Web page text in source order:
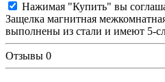
Нажимая "Купить" вы
Защелка магнитная
выполнены из стали и имеют 5-
Отзывы 0